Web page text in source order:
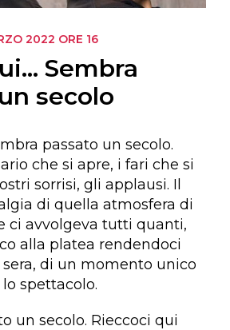
2022 ORE 16
Sembra
secolo
passato un secolo.
che si apre, i fari che si
sorrisi, gli applausi. Il
di quella atmosfera di
ci avvolgeva tutti quanti,
alla platea rendendoci
di un momento unico
spettacolo.
un secolo. Rieccoci qui